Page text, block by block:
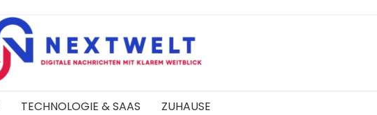
TECHNOLOGIE & SAAS ZUHAUSE